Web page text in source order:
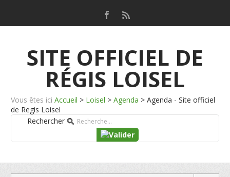
SITE OFFICIEL DE
RÉGIS LOISEL
Vous êtes ici Accueil > Loisel > Agenda > Agenda - Site officiel
de Regis Loisel
Rechercher